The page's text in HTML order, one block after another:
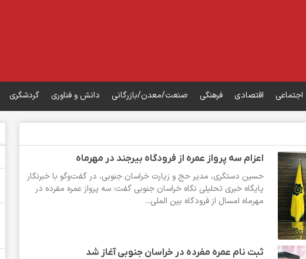
اجتماعی اقتصادی فرهنگی صنعت/معدن/بازرگانی دانش و فناوری گردشگری
اعزام سه پرواز عمره از فرودگاه بیرجند در مهرماه
حسین دستگری، مدیر حج و زیارت خراسان جنوبی، در گفت‌وگو با خبرنگار
پایگاه خبری تحلیلی نگاه خراسان جنوبی گفت: سه پرواز عمره مفرده در
مهرماه امسال از فرودگاه بین الملی...
ثبت نام عمره مفرده در خراسان جنوبی آغاز شد